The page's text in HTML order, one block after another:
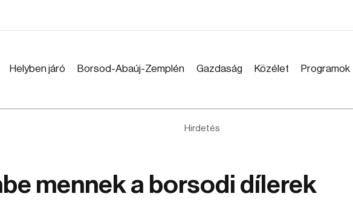
Helyben járó Borsod-Abaúj-Zemplén Gazdaság Közélet Programok
Hirdetés
mennek a borsodi dílerek